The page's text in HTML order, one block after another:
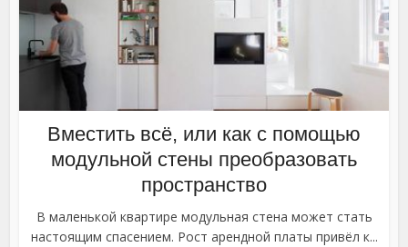
Вместить всё, или как с помощью
модульной стены преобразовать
пространство
В маленькой квартире модульная стена может стать
настоящим спасением. Рост арендной платы привёл к...